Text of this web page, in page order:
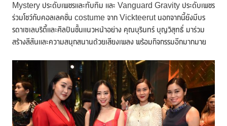
Mystery ประดับเพชรและทับทิม และ Vanguard Gravity ประดับเพชร
ร่วมโชว์กับคอลเลคชั่น costume จาก Vickteerut นอกจากนี้ยังมีบร
รดาเซเลบริตี้และศิลปินชั้นแนวหน้าอย่าง คุณบุรินทร์ บุญวิสุทธิ์ มาร่วม
สร้างสีสันและความสนุกสนานด้วยเสียงเพลง พร้อมกิจกรรมอีกมากมาย